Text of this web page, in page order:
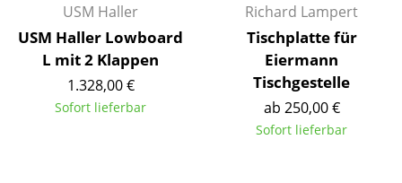
Sicheres Arbeiten
Hersteller & Designer
Hersteller
USM Haller
USM Haller Lowboard
L mit 2 Klappen
1.328,00 €
Sofort lieferbar
Richard Lampert
Tischplatte für
Eiermann
Tischgestelle
ab 250,00 €
Sofort lieferbar